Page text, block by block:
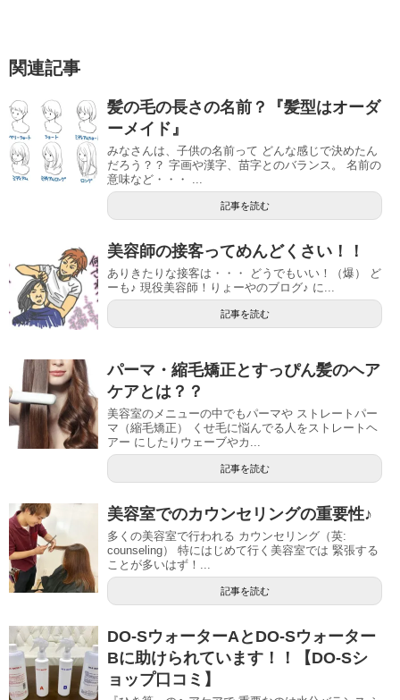
関連記事
髪の毛の長さの名前？『髪型はオーダ
ーメイド』
みなさんは、子供の名前って どんな感じで決めたん
だろう？？ 字画や漢字、苗字とのバランス。 名前の
意味など・・・ ...
記事を読む
美容師の接客ってめんどくさい！！
ありきたりな接客は・・・ どうでもいい！（爆） ど
ーも♪ 現役美容師！りょーやのブログ♪ に...
記事を読む
パーマ・縮毛矯正とすっぴん髪のヘア
ケアとは？？
美容室のメニューの中でもパーマや ストレートパー
マ（縮毛矯正） くせ毛に悩んでる人をストレートヘ
アー にしたりウェーブやカ...
記事を読む
美容室でのカウンセリングの重要性♪
多くの美容室で行われる カウンセリング（英:
counseling） 特にはじめて行く美容室では 緊張する
ことが多いはず！...
記事を読む
DO-SウォーターAとDO-Sウォーター
Bに助けられています！！【DO-Sシ
ョップ口コミ】